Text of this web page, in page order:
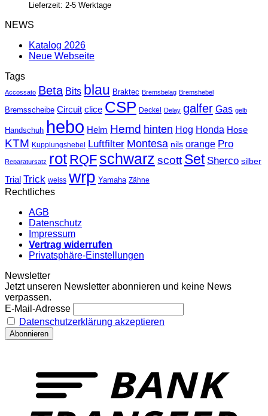
Lieferzeit: 2-5 Werktage
NEWS
Katalog 2026
Neue Webseite
Tags
Accossato Beta Bits blau Braktec Bremsbelag Bremshebel
Bremsscheibe Circuit clice CSP Deckel Delay galfer Gas gelb
Handschuh hebo Helm Hemd hinten Hog Honda Hose
KTM Kupplungshebel Luftfilter Montesa nils orange Pro
Reparatursatz rot RQF schwarz scott Set Sherco silber
Trial Trick weiss wrp Yamaha Zähne
Rechtliches
AGB
Datenschutz
Impressum
Vertrag widerrufen
Privatsphäre-Einstellungen
Newsletter
Jetzt unseren Newsletter abonnieren und keine News
verpassen.
E-Mail-Adresse
Datenschutzerklärung akzeptieren